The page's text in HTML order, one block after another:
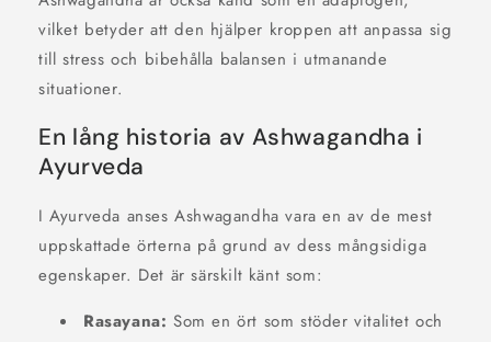
vilket betyder att den hjälper kroppen att anpassa sig
till stress och bibehålla balansen i utmanande
situationer.
En lång historia av Ashwagandha i
Ayurveda
I Ayurveda anses Ashwagandha vara en av de mest
uppskattade örterna på grund av dess mångsidiga
egenskaper. Det är särskilt känt som:
Rasayana: Som en ört som stöder vitalitet och